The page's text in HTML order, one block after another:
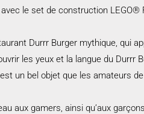
le set de construction
Durrr Burger mythique, qui
les yeux et la langue du Durrr
un bel objet que les amateurs
aux gamers, ainsi qu’aux